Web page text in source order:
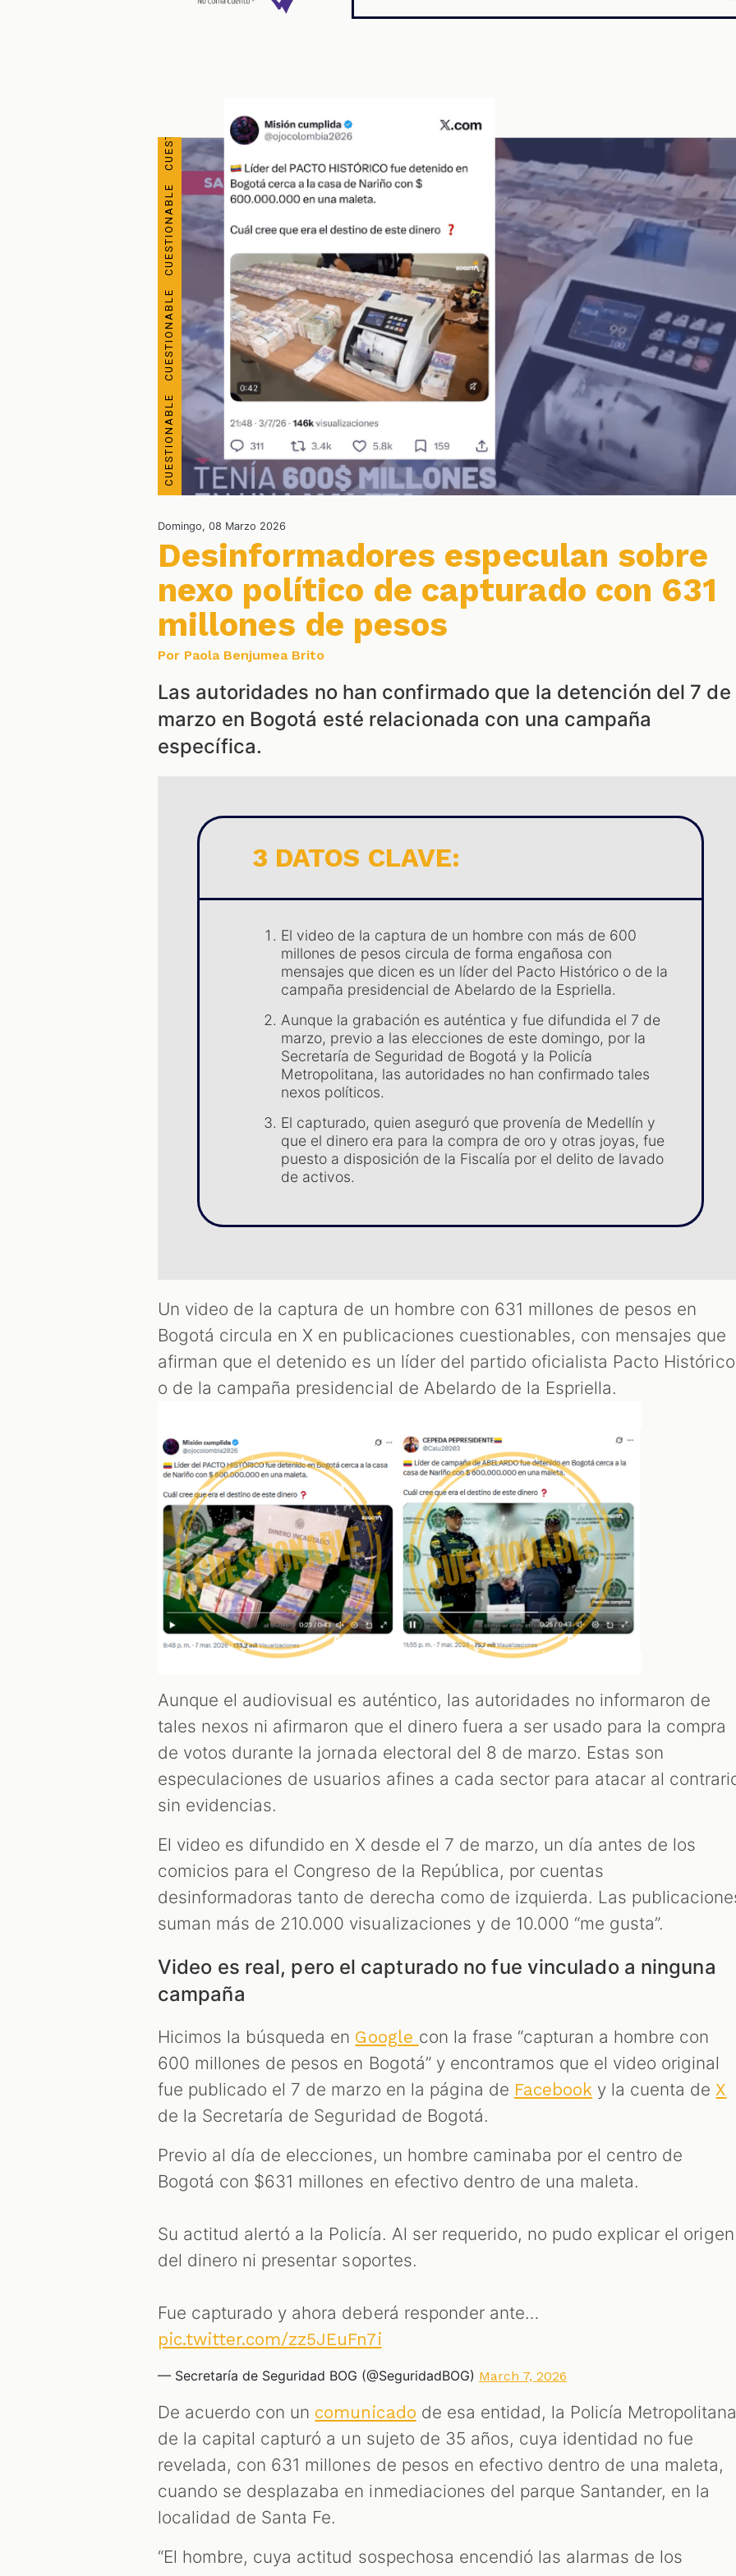
Domingo, 08 Marzo 2026
Desinformadores especulan sobre
nexo político de capturado con 631
millones de pesos
Por Paola Benjumea Brito
Las autoridades no han confirmado que la detención del 7 de
marzo en Bogotá esté relacionada con una campaña
específica.
3 DATOS CLAVE:
El video de la captura de un hombre con más de 600
millones de pesos circula de forma engañosa con
mensajes que dicen es un líder del Pacto Histórico o de la
campaña presidencial de Abelardo de la Espriella.
Aunque la grabación es auténtica y fue difundida el 7 de
marzo, previo a las elecciones de este domingo, por la
Secretaría de Seguridad de Bogotá y la Policía
Metropolitana, las autoridades no han confirmado tales
nexos políticos.
El capturado, quien aseguró que provenía de Medellín y
que el dinero era para la compra de oro y otras joyas, fue
puesto a disposición de la Fiscalía por el delito de lavado
de activos.
Un video de la captura de un hombre con 631 millones de pesos en
Bogotá circula en X en publicaciones cuestionables, con mensajes que
afirman que el detenido es un líder del partido oficialista Pacto Histórico
o de la campaña presidencial de Abelardo de la Espriella.
Aunque el audiovisual es auténtico, las autoridades no informaron de
tales nexos ni afirmaron que el dinero fuera a ser usado para la compra
de votos durante la jornada electoral del 8 de marzo. Estas son
especulaciones de usuarios afines a cada sector para atacar al
sin evidencias.
El video es difundido en X desde el 7 de marzo, un día antes de los
comicios para el Congreso de la República, por cuentas
desinformadoras tanto de derecha como de izquierda. Las
suman más de 210.000 visualizaciones y de 10.000 “me gusta”.
Video es real, pero el capturado no fue vinculado a ninguna
campaña
Hicimos la búsqueda en Google con la frase “capturan a hombre con
600 millones de pesos en Bogotá” y encontramos que el video original
fue publicado el 7 de marzo en la página de Facebook y la cuenta de X
de la Secretaría de Seguridad de Bogotá.
Previo al día de elecciones, un hombre caminaba por el centro de
Bogotá con $631 millones en efectivo dentro de una maleta.
Su actitud alertó a la Policía. Al ser requerido, no pudo explicar el origen
del dinero ni presentar soportes.
Fue capturado y ahora deberá responder ante…
pic.twitter.com/zz5JEuFn7i
— Secretaría de Seguridad BOG (@SeguridadBOG) March 7, 2026
De acuerdo con un comunicado de esa entidad, la Policía
de la capital capturó a un sujeto de 35 años, cuya identidad no fue
revelada, con 631 millones de pesos en efectivo dentro de una maleta,
cuando se desplazaba en inmediaciones del parque Santander, en la
localidad de Santa Fe.
“El hombre, cuya actitud sospechosa encendió las alarmas de los